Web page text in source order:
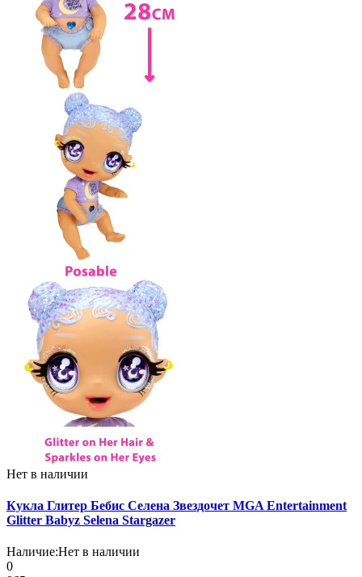
Нет в наличии
Кукла Глитер Бебис Селена Звездочет MGA Entertainment
Glitter Babyz Selena Stargazer
Наличие:Нет в наличии
0